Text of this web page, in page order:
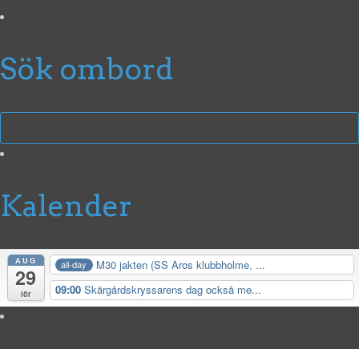
Sök ombord
Kalender
AUG
29
lör
all-day
M30 jakten (SS Aros klubbholme, ...
09:00 Skärgårdskryssarens dag också me...